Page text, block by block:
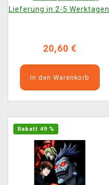
Lieferung in 2-5 Werktagen.
20,60 €
In den Warenkorb
Rabatt 49 %